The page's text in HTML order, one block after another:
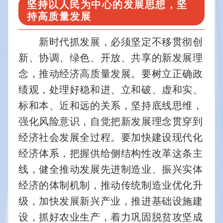
坚持以人民为中心的发展思想，坚
持高质量发展
新时代抓发展，必须坚定不移贯彻创
新、协调、绿色、开放、共享的新发展理
念，推动经济高质量发展。要树立正确政
绩观，处理好稳和进、立和破、虚和实、
标和本、近和远的关系，坚持底线思维，
强化风险意识，自觉把新发展理念贯穿到
经济社会发展全过程。要加快建设现代化
经济体系，把握供给侧结构性改革这条主
线，健全推动发展先进制造业、振兴实体
经济的体制机制，推动传统制造业优化升
级，加快发展新兴产业，推进基础设施建
设，抓好农业生产，着力巩固脱贫攻坚成